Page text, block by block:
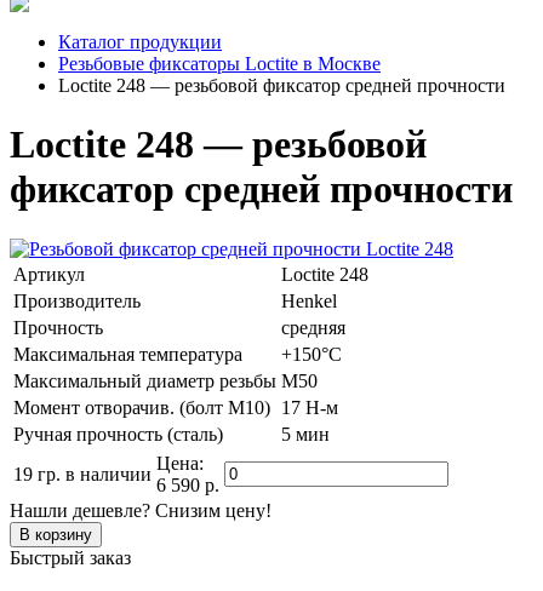
Каталог продукции
Резьбовые фиксаторы Loctite в Москве
Loctite 248 — резьбовой фиксатор средней прочности
Loctite 248 — резьбовой
фиксатор средней прочности
Артикул
Loctite 248
Производитель
Henkel
Прочность
средняя
Максимальная температура
+150°C
Максимальный диаметр резьбы M50
Момент отворачив. (болт М10) 17 Н-м
Ручная прочность (сталь)
5 мин
19 гр. в наличии
Цена:
6 590 р.
Нашли дешевле? Снизим цену!
Быстрый заказ